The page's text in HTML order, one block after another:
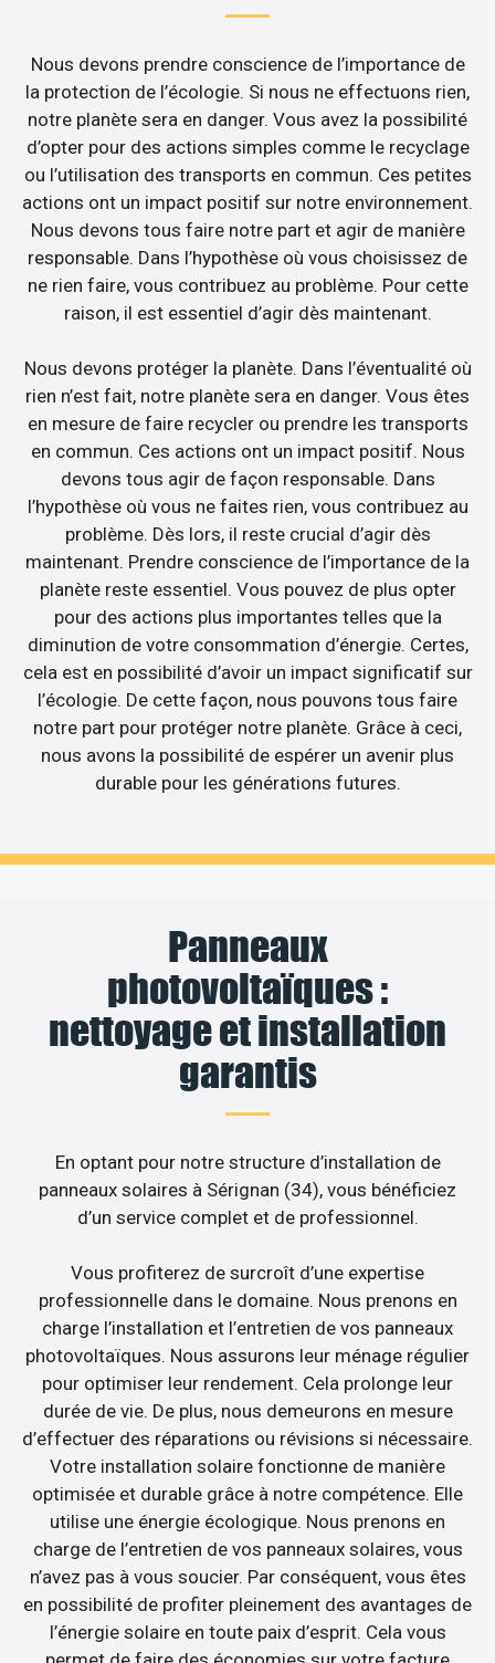
Nous devons prendre conscience de l’importance de
la protection de l’écologie. Si nous ne effectuons rien,
notre planète sera en danger. Vous avez la possibilité
d’opter pour des actions simples comme le recyclage
ou l’utilisation des transports en commun. Ces petites
actions ont un impact positif sur notre environnement.
Nous devons tous faire notre part et agir de manière
responsable. Dans l’hypothèse où vous choisissez de
ne rien faire, vous contribuez au problème. Pour cette
raison, il est essentiel d’agir dès maintenant.
Nous devons protéger la planète. Dans l’éventualité où
rien n’est fait, notre planète sera en danger. Vous êtes
en mesure de faire recycler ou prendre les transports
en commun. Ces actions ont un impact positif. Nous
devons tous agir de façon responsable. Dans
l’hypothèse où vous ne faites rien, vous contribuez au
problème. Dès lors, il reste crucial d’agir dès
maintenant. Prendre conscience de l’importance de la
planète reste essentiel. Vous pouvez de plus opter
pour des actions plus importantes telles que la
diminution de votre consommation d’énergie. Certes,
cela est en possibilité d’avoir un impact significatif sur
l’écologie. De cette façon, nous pouvons tous faire
notre part pour protéger notre planète. Grâce à ceci,
nous avons la possibilité de espérer un avenir plus
durable pour les générations futures.
Panneaux
photovoltaïques :
nettoyage et installation
garantis
En optant pour notre structure d’installation de
panneaux solaires à Sérignan (34), vous bénéficiez
d’un service complet et de professionnel.
Vous profiterez de surcroît d’une expertise
professionnelle dans le domaine. Nous prenons en
charge l’installation et l’entretien de vos panneaux
photovoltaïques. Nous assurons leur ménage régulier
pour optimiser leur rendement. Cela prolonge leur
durée de vie. De plus, nous demeurons en mesure
d’effectuer des réparations ou révisions si nécessaire.
Votre installation solaire fonctionne de manière
optimisée et durable grâce à notre compétence. Elle
utilise une énergie écologique. Nous prenons en
charge de l’entretien de vos panneaux solaires, vous
n’avez pas à vous soucier. Par conséquent, vous êtes
en possibilité de profiter pleinement des avantages de
l’énergie solaire en toute paix d’esprit. Cela vous